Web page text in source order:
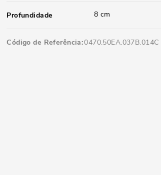
Profundidade 8 cm
Código de Referência 0470.50EA.037B.014C